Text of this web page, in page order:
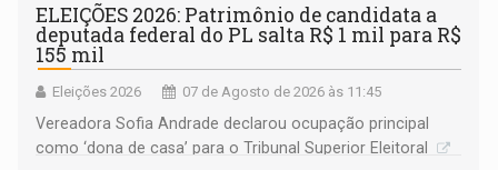
ELEIÇÕES 2026: Patrimônio de candidata a
deputada federal do PL salta R$ 1 mil para R$
155 mil
Eleições 2026 07 de Agosto de 2026 às 11:45
Vereadora Sofia Andrade declarou ocupação principal
como ‘dona de casa’ para o Tribunal Superior Eleitoral